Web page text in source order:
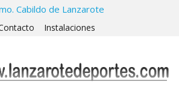
Cabildo de Lanzarote
Instalaciones